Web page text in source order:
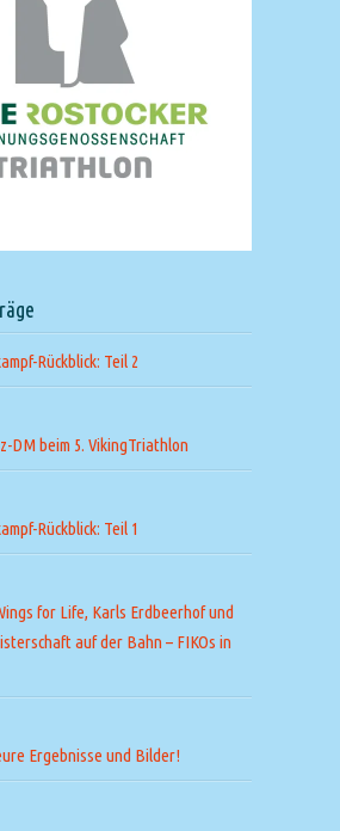
Rückblick: Teil 2
DM beim 5. VikingTriathlon
Rückblick: Teil 1
for Life, Karls Erdbeerhof und
auf der Bahn – FIKOs in
Ergebnisse und Bilder!